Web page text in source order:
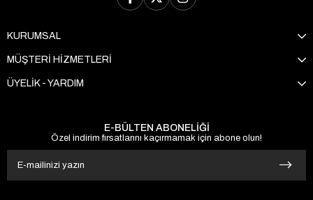
KURUMSAL
MÜŞTERİ HİZMETLERİ
ÜYELİK - YARDIM
E-BÜLTEN ABONELİĞİ
Özel indirim fırsatlarını kaçırmamak için abone olun!